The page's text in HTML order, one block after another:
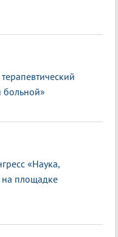
«Наука,
площадке